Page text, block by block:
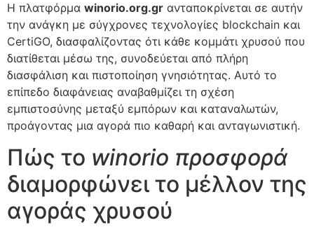
Η πλατφόρμα winorio.org.gr ανταποκρίνεται σε αυτήν
την ανάγκη με σύγχρονες τεχνολογίες blockchain και
CertiGO, διασφαλίζοντας ότι κάθε κομμάτι χρυσού που
διατίθεται μέσω της, συνοδεύεται από πλήρη
διασφάλιση και πιστοποίηση γνησιότητας. Αυτό το
επίπεδο διαφάνειας αναβαθμίζει τη σχέση
εμπιστοσύνης μεταξύ εμπόρων και καταναλωτών,
προάγοντας μια αγορά πιο καθαρή και ανταγωνιστική.
Πώς το winorio προσφορά
διαμορφώνει το μέλλον της
αγοράς χρυσού